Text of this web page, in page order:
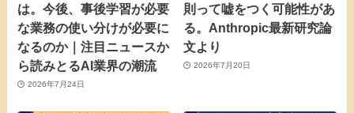
は。今後、事後学習が必要
な業務の使い分けが必要に
なるのか｜注目ニュースか
ら読みとるAI業界の潮流
2026年7月24日
則って嘘をつく可能性があ
る。Anthropic最新研究論
文より
2026年7月20日